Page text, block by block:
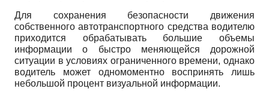
Для сохранения безопасности движения
собственного автотранспортного средства водителю
приходится обрабатывать большие объемы
информации о быстро меняющейся дорожной
ситуации в условиях ограниченного времени, однако
водитель может одно­моментно воспринять лишь
небольшой процент визуальной информации.